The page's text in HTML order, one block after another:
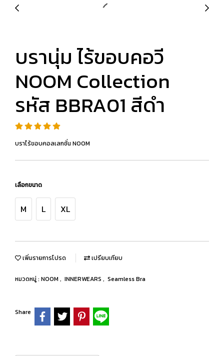
บรานุ่ม ไร้ขอบคอวี
NOOM Collection
รหัส BBRA01 สีดำ
บราไร้ขอบคอลเลกชั่น NOOM
เลือกขนาด
M L XL
เพิ่มรายการโปรด เปรียบเทียบ
หมวดหมู่ : NOOM , INNERWEARS , Seamless Bra
Share